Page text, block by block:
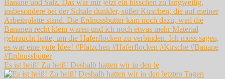
Es ist heiß! Zu heiß! Deshalb hatten wir in den le